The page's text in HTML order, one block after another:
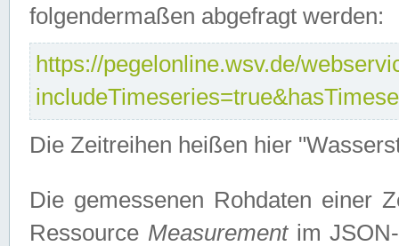
folgendermaßen abgefragt werden:
https://pegelonline.wsv.de/
Die Zeitreihen heißen hier
Die gemessenen Rohdaten einer
Ressource Measurementim JSON-